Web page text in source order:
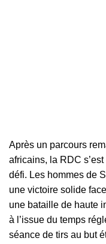
Après un parcours
africains, la RDC
défi. Les hommes de
une victoire solide
une bataille de haute
à l’issue du temps
séance de tirs au but